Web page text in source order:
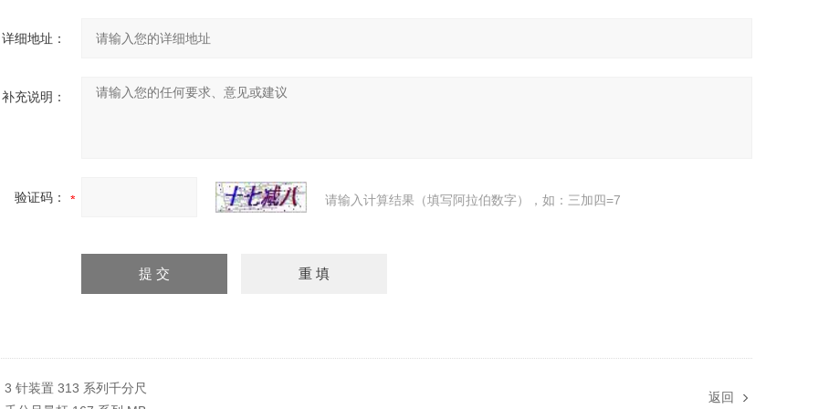
详细地址：
补充说明：
验证码： 请输入计算结果（填写阿拉伯数字），如：三加四=7
3 针装置 313 系列千分尺
返回